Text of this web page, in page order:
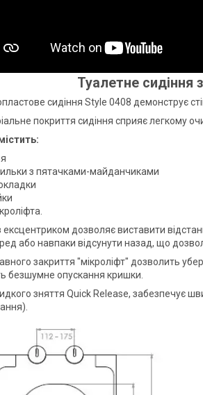
Туалетне сидіння
сидіння Style 0408 демонструє
покриття сидіння сприяє легкому
з пятачками-майданчиками
ексцентриком дозволяє виставити
або навпаки відсунути назад, що
закриття "мікроліфт" дозволить
безшумне опускання кришки.
зняття Quick Release, забезпечує